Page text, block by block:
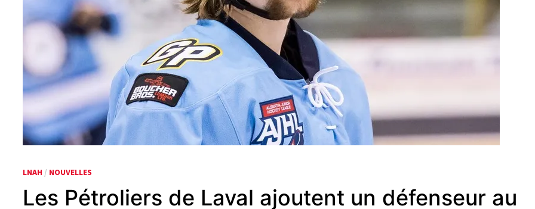
LNAH / NOUVELLES
Les Pétroliers de Laval ajoutent un défenseur au